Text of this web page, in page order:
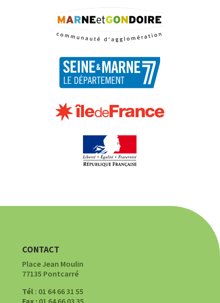
CONTACT
Place Jean Moulin
77135 Pontcarré
Tél: 01 64 66 31 55
Fax :01 64 66 03 35